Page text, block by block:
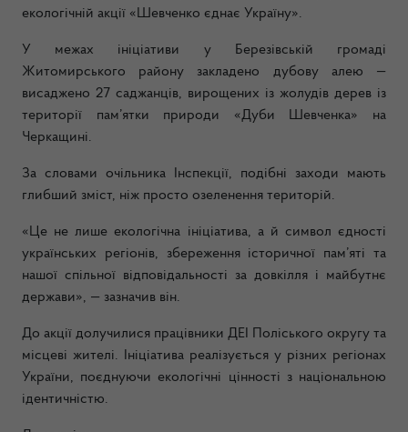
екологічній акції «Шевченко єднає Україну».
У межах ініціативи у Березівській громаді
Житомирського району закладено дубову алею —
висаджено 27 саджанців, вирощених із жолудів дерев із
території пам’ятки природи «Дуби Шевченка» на
Черкащині.
За словами очільника Інспекції, подібні заходи мають
глибший зміст, ніж просто озеленення територій.
«Це не лише екологічна ініціатива, а й символ єдності
українських регіонів, збереження історичної пам’яті та
нашої спільної відповідальності за довкілля і майбутнє
держави», — зазначив він.
До акції долучилися працівники ДЕІ Поліського округу та
місцеві жителі. Ініціатива реалізується у різних регіонах
України, поєднуючи екологічні цінності з національною
ідентичністю.